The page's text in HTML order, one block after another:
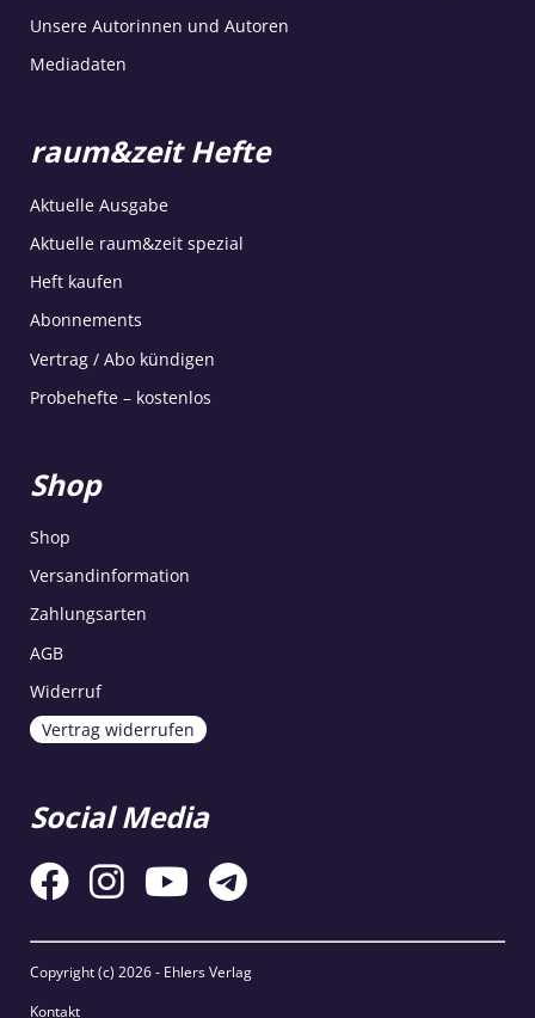
Unsere Autorinnen und Autoren
Mediadaten
raum&zeit Hefte
Aktuelle Ausgabe
Aktuelle raum&zeit spezial
Heft kaufen
Abonnements
Vertrag / Abo kündigen
Probehefte – kostenlos
Shop
Shop
Versandinformation
Zahlungsarten
AGB
Widerruf
Vertrag widerrufen
Social Media
Copyright (c) 2026 - Ehlers Verlag
Kontakt